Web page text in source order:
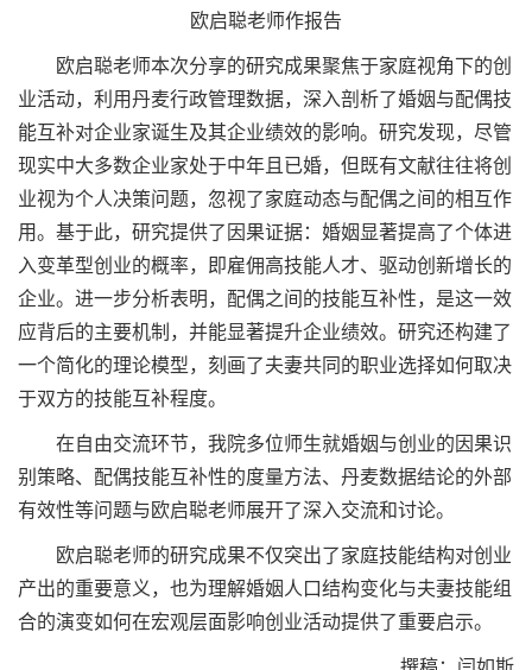
欧启聪老师作报告
欧启聪老师本次分享的研究成果聚焦于家庭视角下的创
业活动，利用丹麦行政管理数据，深入剖析了婚姻与配偶技
能互补对企业家诞生及其企业绩效的影响。研究发现，尽管
现实中大多数企业家处于中年且已婚，但既有文献往往将创
业视为个人决策问题，忽视了家庭动态与配偶之间的相互作
用。基于此，研究提供了因果证据：婚姻显著提高了个体进
入变革型创业的概率，即雇佣高技能人才、驱动创新增长的
企业。进一步分析表明，配偶之间的技能互补性，是这一效
应背后的主要机制，并能显著提升企业绩效。研究还构建了
一个简化的理论模型，刻画了夫妻共同的职业选择如何取决
于双方的技能互补程度。
在自由交流环节，我院多位师生就婚姻与创业的因果识
别策略、配偶技能互补性的度量方法、丹麦数据结论的外部
有效性等问题与欧启聪老师展开了深入交流和讨论。
欧启聪老师的研究成果不仅突出了家庭技能结构对创业
产出的重要意义，也为理解婚姻人口结构变化与夫妻技能组
合的演变如何在宏观层面影响创业活动提供了重要启示。